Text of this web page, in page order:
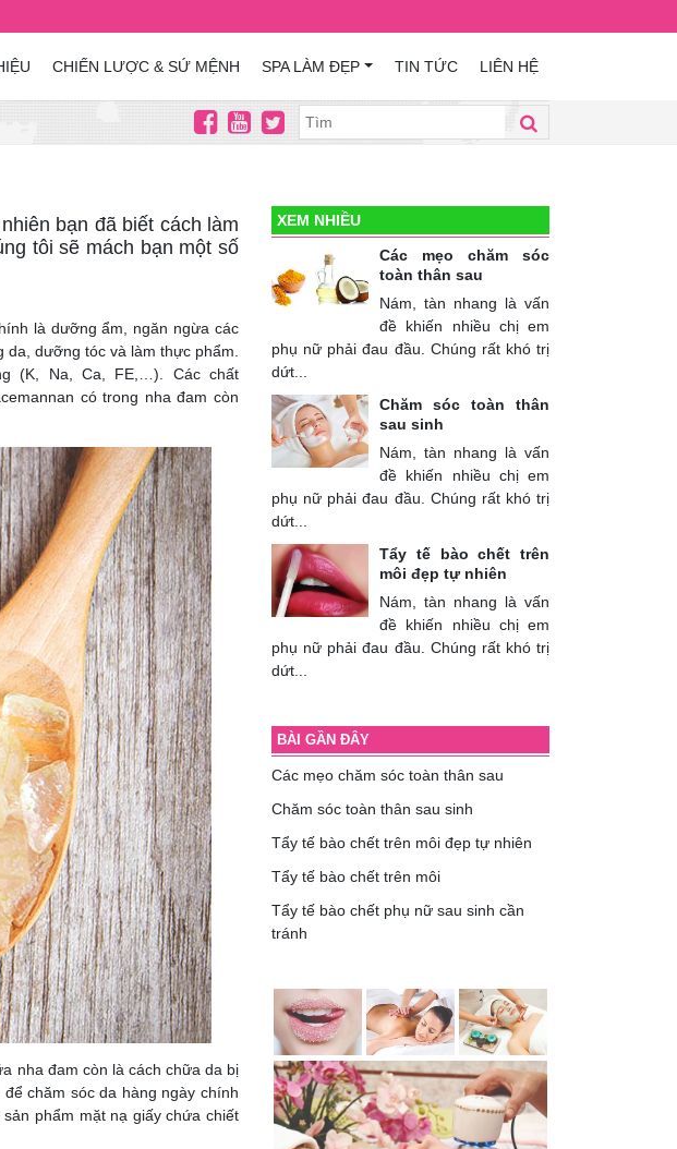
CHIẾN LƯỢC & SỨ MỆNH SPA LÀM ĐẸP TIN TỨC LIÊN HỆ
bạn đã biết cách làm
tôi sẽ mách bạn một số
là dưỡng ẩm, ngăn ngừa các
dưỡng tóc và làm thực phẩm.
(K, Na, Ca, FE,…). Các chất
có trong nha đam còn
nha đam còn là cách chữa da bị
chăm sóc da hàng ngày chính
phẩm mặt nạ giấy chứa chiết
XEM NHIỀU
Các mẹo chăm sóc
toàn thân sau
Nám, tàn nhang là vấn
đề khiến nhiều chị em
phụ nữ phải đau đầu. Chúng rất khó trị
dứt...
Chăm sóc toàn thân
sau sinh
Nám, tàn nhang là vấn
đề khiến nhiều chị em
phụ nữ phải đau đầu. Chúng rất khó trị
dứt...
Tẩy tế bào chết trên
môi đẹp tự nhiên
Nám, tàn nhang là vấn
đề khiến nhiều chị em
phụ nữ phải đau đầu. Chúng rất khó trị
dứt...
BÀI GẦN ĐÂY
Các mẹo chăm sóc toàn thân sau
Chăm sóc toàn thân sau sinh
Tẩy tế bào chết trên môi đẹp tự nhiên
Tẩy tế bào chết trên môi
Tẩy tế bào chết phụ nữ sau sinh cần
tránh